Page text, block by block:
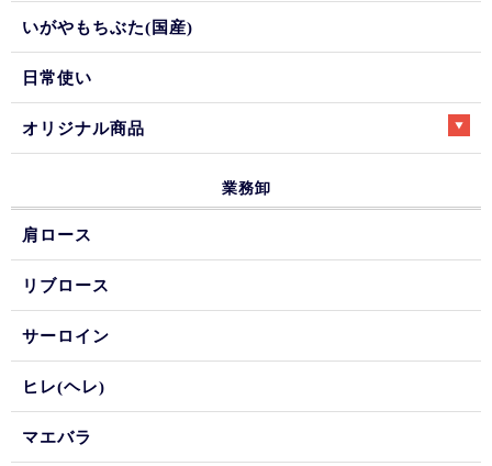
いがやもちぶた(国産)
日常使い
オリジナル商品
業務卸
肩ロース
リブロース
サーロイン
ヒレ(ヘレ)
マエバラ